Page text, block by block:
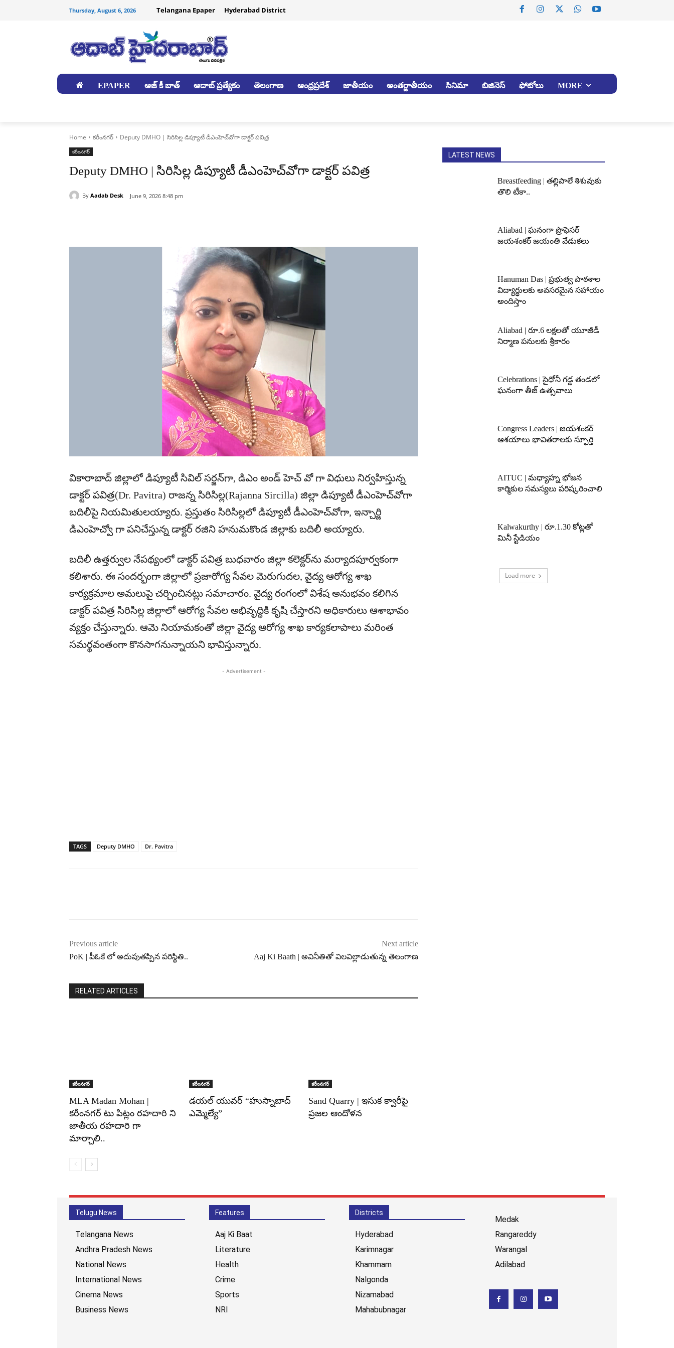
Thursday, August 6, 2026 Telangana Epaper Hyderabad District
EPAPER ఆజ్ కీ బాత్ ఆదాబ్ ప్రత్యేకం తెలంగాణ ఆంధ్రప్రదేశ్ జాతీయం అంతర్జాతీయం సినిమా బిజినెస్ ఫోటోలు MORE
Home కరీంనగర్ Deputy DMHO | సిరిసిల్ల డిప్యూటీ డీఎంహెచ్‌వోగా డాక్టర్ పవిత్ర
కరీంనగర్
Deputy DMHO | సిరిసిల్ల డిప్యూటీ డీఎంహెచ్‌వోగా డాక్టర్ పవిత్ర
By Aadab Desk June 9, 2026 8:48 pm
వికారాబాద్ జిల్లాలో డిప్యూటీ సివిల్ సర్జన్‌గా, డిఎం అండ్ హెచ్ వో గా విధులు నిర్వహిస్తున్న
డాక్టర్ పవిత్ర(Dr. Pavitra) రాజన్న సిరిసిల్ల(Rajanna Sircilla) జిల్లా డిప్యూటీ డీఎంహెచ్‌వోగా
బదిలీపై నియమితులయ్యారు. ప్రస్తుతం సిరిసిల్లలో డిప్యూటీ డీఎంహెచ్‌వోగా, ఇన్చార్జి
డిఎంహెచ్వో గా పనిచేస్తున్న డాక్టర్ రజిని హనుమకొండ జిల్లాకు బదిలీ అయ్యారు.
బదిలీ ఉత్తర్వుల నేపథ్యంలో డాక్టర్ పవిత్ర బుధవారం జిల్లా కలెక్టర్‌ను మర్యాదపూర్వకంగా
కలిశారు. ఈ సందర్భంగా జిల్లాలో ప్రజారోగ్య సేవల మెరుగుదల, వైద్య ఆరోగ్య శాఖ
కార్యక్రమాల అమలుపై చర్చించినట్లు సమాచారం. వైద్య రంగంలో విశేష అనుభవం కలిగిన
డాక్టర్ పవిత్ర సిరిసిల్ల జిల్లాలో ఆరోగ్య సేవల అభివృద్ధికి కృషి చేస్తారని అధికారులు ఆశాభావం
వ్యక్తం చేస్తున్నారు. ఆమె నియామకంతో జిల్లా వైద్య ఆరోగ్య శాఖ కార్యకలాపాలు మరింత
సమర్థవంతంగా కొనసాగనున్నాయని భావిస్తున్నారు.
- Advertisement -
TAGS Deputy DMHO Dr. Pavitra
Previous article
PoK | పీఓకే లో అదుపుతప్పిన పరిస్థితి..
Next article
Aaj Ki Baath | అవినీతితో విలవిల్లాడుతున్న తెలంగాణ
RELATED ARTICLES
కరీంనగర్
MLA Madan Mohan |
కరీంనగర్ టు పిట్లం రహదారి ని
జాతీయ రహదారి గా
మార్చాలి..
కరీంనగర్
డయల్ యువర్ “హుస్నాబాద్
ఎమ్మెల్యే”
కరీంనగర్
Sand Quarry | ఇసుక క్వారీపై
ప్రజల ఆందోళన
LATEST NEWS
Breastfeeding | తల్లిపాలే శిశువుకు
తొలి టీకా..
Aliabad | ఘనంగా ప్రొఫెసర్
జయశంకర్ జయంతి వేడుకలు
Hanuman Das | ప్రభుత్వ పాఠశాల
విద్యార్థులకు అవసరమైన సహాయం
అందిస్తాం
Aliabad | రూ.6 లక్షలతో యూజీడీ
నిర్మాణ పనులకు శ్రీకారం
Celebrations | సైధోనీ గడ్డ తండలో
ఘనంగా తీజ్ ఉత్సవాలు
Congress Leaders | జయశంకర్
ఆశయాలు భావితరాలకు స్ఫూర్తి
AITUC | మధ్యాహ్న భోజన
కార్మికుల సమస్యలు పరిష్కరించాలి
Kalwakurthy | రూ.1.30 కోట్లతో
మినీ స్టేడియం
Load more
Telugu News
Telangana News
Andhra Pradesh News
National News
International News
Cinema News
Business News
Features
Aaj Ki Baat
Literature
Health
Crime
Sports
NRI
Districts
Hyderabad
Karimnagar
Khammam
Nalgonda
Nizamabad
Mahabubnagar
Medak
Rangareddy
Warangal
Adilabad